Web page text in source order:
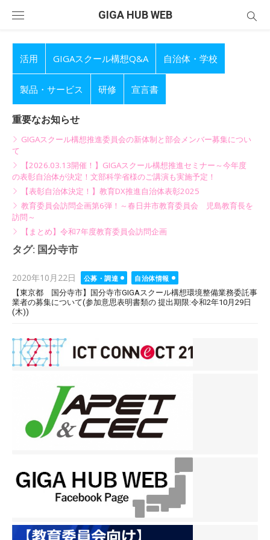
GIGA HUB WEB
活用 GIGAスクール構想Q&A 自治体・学校
製品・サービス 研修 宣言書
重要なお知らせ
GIGAスクール構想推進委員会の新体制と部会メンバー募集につい
て
【2026.03.13開催！】GIGAスクール構想推進セミナー～今年度
の表彰自治体が決定！文部科学省様のご講演も実施予定！
【表彰自治体決定！】教育DX推進自治体表彰2025
教育委員会訪問企画第6弾！～春日井市教育委員会 児島教育長を
訪問～
【まとめ】令和7年度教育委員会訪問企画
タグ: 国分寺市
Posted
on
2020年10月22日 公募・調達
自治体情報
【東京都 国分寺市】国分寺市GIGAスクール構想環境整備業務委託事
業者の募集について(参加意思表明書類の 提出期限:令和2年10月29日
(木))